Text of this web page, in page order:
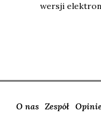
wer­sji
O nas Zespół Opinie